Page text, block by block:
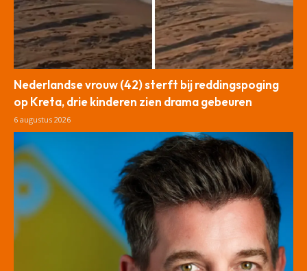
Nederlandse vrouw (42) sterft bij reddingspoging
op Kreta, drie kinderen zien drama gebeuren
6 augustus 2026